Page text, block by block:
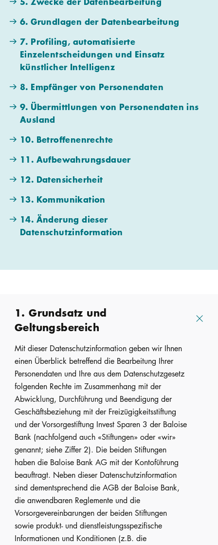
6. Grundlagen der Datenbearbeitung
7. Profiling, automatisierte
Einzelentscheidungen und Einsatz
künstlicher Intelligenz
8. Empfänger von Personendaten
9. Übermittlungen von Personendaten ins
Ausland
10. Betroffenenrechte
11. Aufbewahrungsdauer
12. Datensicherheit
13. Kommunikation
14. Änderung dieser
Datenschutzinformation
1. Grundsatz und
Geltungsbereich
Mit dieser Datenschutzinformation geben wir Ihnen
einen Überblick betreffend die Bearbeitung Ihrer
Personendaten und Ihre aus dem Datenschutzgesetz
folgenden Rechte im Zusammenhang mit der
Abwicklung, Durchführung und Beendigung der
Geschäftsbeziehung mit der Freizügigkeitsstiftung
und der Vorsorgestiftung Invest Sparen 3 der Baloise
Bank (nachfolgend auch «Stiftungen» oder «wir»
genannt; siehe Ziffer 2). Die beiden Stiftungen
haben die Baloise Bank AG mit der Kontoführung
beauftragt. Neben dieser Datenschutzinformation
sind dementsprechend die AGB der Baloise Bank,
die anwendbaren Reglemente und die
Vorsorgevereinbarungen der beiden Stiftungen
sowie produkt- und dienstleistungsspezifische
Informationen und Konditionen (z.B. die